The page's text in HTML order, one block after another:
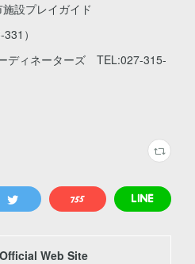
設プレイガイド
）
ディネーターズ TEL:027-315-
Web Site